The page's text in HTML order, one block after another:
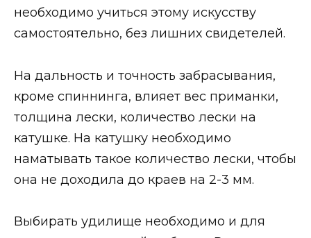
необходимо учиться этому искусству
самостоятельно, без лишних свидетелей.
На дальность и точность забрасывания,
кроме спиннинга, влияет вес приманки,
толщина лески, количество лески на
катушке. На катушку необходимо
наматывать такое количество лески, чтобы
она не доходила до краев на 2-3 мм.
Выбирать удилище необходимо и для